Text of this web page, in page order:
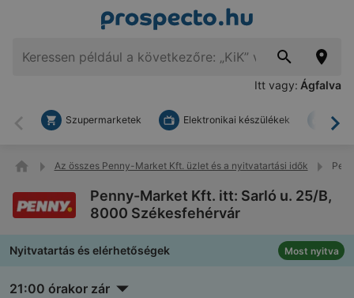
Itt vagy: Ágfalva
Vissza
Szupermarketek Elektronikai készülékek
Az összes Penny-Market Kft. üzlet és a nyitvatartási idők
Penny-Market Kft. itt: Sarló u. 25/B,
8000 Székesfehérvár
Nyitvatartás és elérhetőségek Most nyitva
21:00 órakor zár